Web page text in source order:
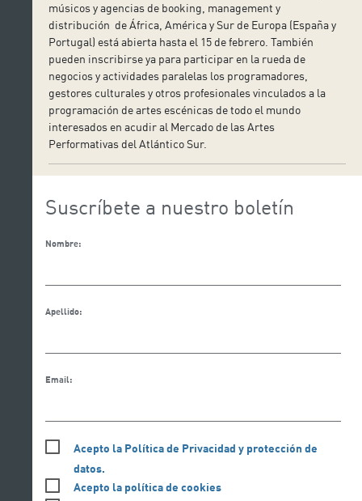
músicos y agencias de booking, management y
distribución de África, América y Sur de Europa (España y
Portugal) está abierta hasta el 15 de febrero. También
pueden inscribirse ya para participar en la rueda de
negocios y actividades paralelas los programadores,
gestores culturales y otros profesionales vinculados a la
programación de artes escénicas de todo el mundo
interesados en acudir al Mercado de las Artes
Performativas del Atlántico Sur.
Suscríbete a nuestro boletín
Nombre:
Apellido:
Email:
Acepto la Política de Privacidad y protección de
datos.
Acepto la política de cookies